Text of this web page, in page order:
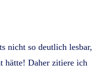
nicht so deutlich lesbar,
hätte! Daher zitiere ich